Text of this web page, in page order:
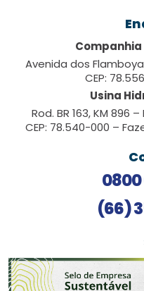
Companhia
Avenida dos
CEP:
Usina
Rod. BR 163, KM 896
CEP: 78.540-000 –
(66)